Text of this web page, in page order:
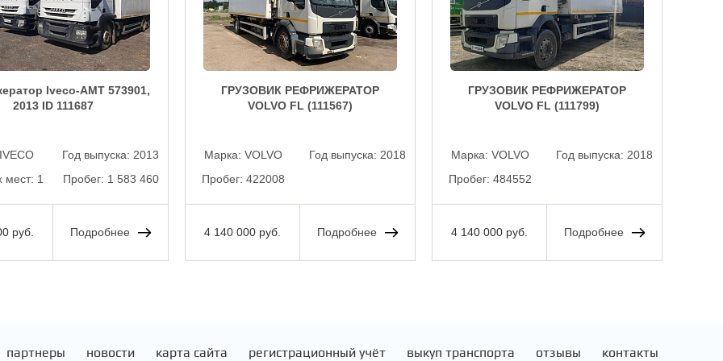
Iveco-АМТ 573901,
2013 ID 111687
IVECO Год выпуска: 2013
мест: 1 Пробег: 1 583 460
руб. Подробнее
ГРУЗОВИК РЕФРИЖЕРАТОР
VOLVO FL (111567)
Марка: VOLVO Год выпуска: 2018
Пробег: 422008
4 140 000 руб. Подробнее
ГРУЗОВИК РЕФРИЖЕРАТОР
VOLVO FL (111799)
Марка: VOLVO Год выпуска: 2018
Пробег: 484552
4 140 000 руб. Подробнее
партнеры новости карта сайта регистрационный учёт выкуп транспорта отзывы контакты